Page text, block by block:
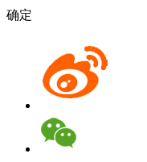
确定